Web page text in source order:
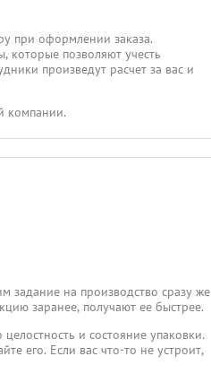
при оформлении заказа.
которые позволяют учесть
произведут расчет за вас и
компании.
задание на производство сразу же
заранее, получают ее быстрее.
и состояние упаковки.
его. Если вас что-то не устроит,